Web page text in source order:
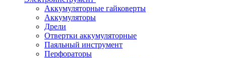
Аккумуляторные гайковерты
Аккумуляторы
Дрели
Отвертки аккумуляторные
Паяльный инструмент
Перфораторы